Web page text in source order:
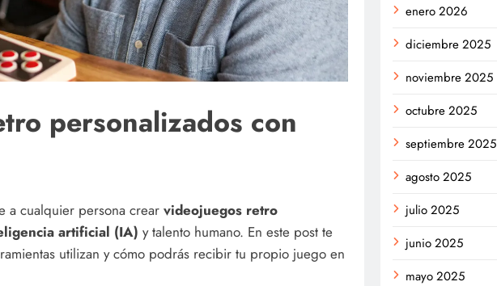
personalizados con
a cualquier persona crear videojuegos retro
artificial (IA) y talento humano. En este post te
utilizan y cómo podrás recibir tu propio juego en
enero 2026
diciembre 2025
noviembre 2025
octubre 2025
septiembre 2025
agosto 2025
julio 2025
junio 2025
mayo 2025